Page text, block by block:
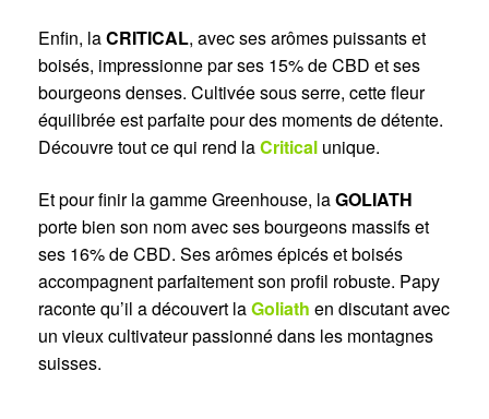
Enfin, laCRITICAL, avec ses arômes puissants et
boisés, impressionne par ses 15% de CBD et ses
bourgeons denses. Cultivée sous serre, cette fleur
équilibrée est parfaite pour des moments de détente.
Découvre tout ce qui rend laCritical unique.
Et pour finir la gamme Greenhouse, laGOLIATH
porte bien son nom avec ses bourgeons massifs et
ses 16% de CBD. Ses arômes épicés et boisés
accompagnent parfaitement son profil robuste. Papy
raconte qu’il a découvert laGoliath en discutant avec
un vieux cultivateur passionné dans les montagnes
suisses.